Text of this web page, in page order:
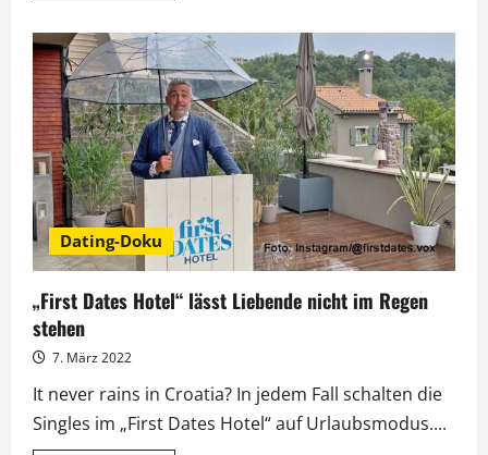
Sie
Spaß?“
mit
„Doris“
Schöneberger
Dating-Doku
„First Dates Hotel“ lässt Liebende nicht im Regen
stehen
7. März 2022
It never rains in Croatia? In jedem Fall schalten die
Singles im „First Dates Hotel“ auf Urlaubsmodus....